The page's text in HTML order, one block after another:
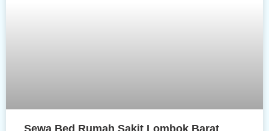
Sewa Bed Rumah Sakit Lombok Barat